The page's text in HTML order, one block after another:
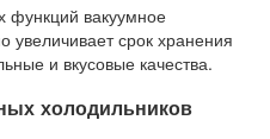
функций вакуумное
увеличивает срок хранения
и вкусовые качества.
холодильников